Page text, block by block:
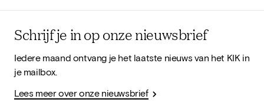
Schrijf je in op onze nieuwsbrief
Iedere maand ontvang je het laatste nieuws van het KIK in
je mailbox.
Lees meer over onze nieuwsbrief